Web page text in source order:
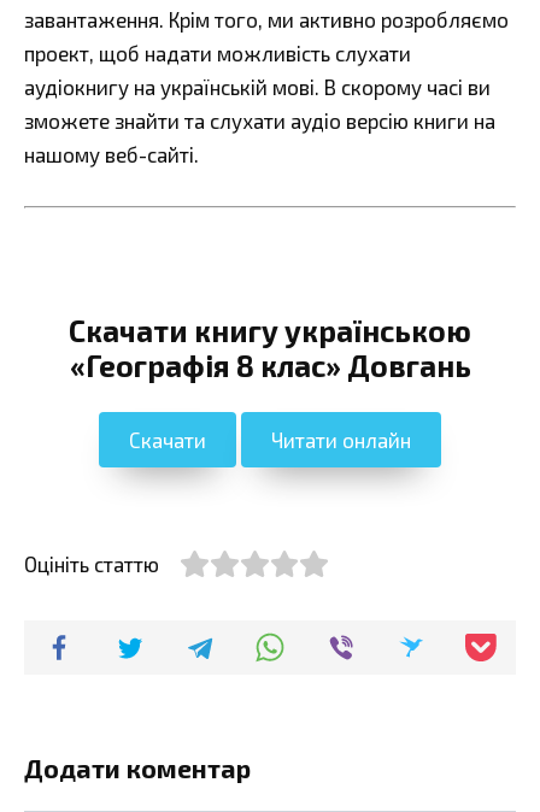
завантаження. Крім того, ми активно розробляємо
проект, щоб надати можливість слухати
аудіокнигу на українській мові. В скорому часі ви
зможете знайти та слухати аудіо версію книги на
нашому веб-сайті.
Скачати книгу українською
«Географія 8 клас» Довгань
Скачати Читати онлайн
Оцініть статтю
Додати коментар